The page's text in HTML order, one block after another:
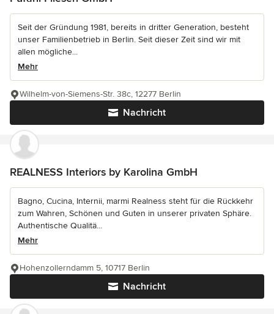
Seit der Gründung 1981, bereits in dritter Generation, besteht
unser Familienbetrieb in Berlin. Seit dieser Zeit sind wir mit
allen mögliche...
Mehr
Nachricht
Wilhelm-von-Siemens-Str. 38c, 12277 Berlin
REALNESS Interiors by Karolina GmbH
Bagno, Cucina, Internii, marmi Realness steht für die Rückkehr
zum Wahren, Schönen und Guten in unserer privaten Sphäre.
Authentische Qualitä...
Mehr
Nachricht
Hohenzollerndamm 5, 10717 Berlin